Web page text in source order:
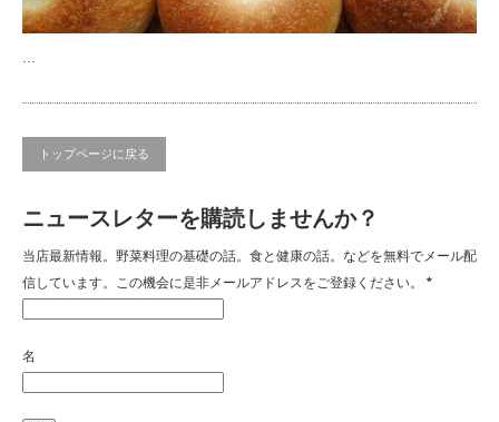
トップページに戻る
ニュースレターを購読しませんか？
当店最新情報。野菜料理の基礎の話。食と健康の話。などを無料でメール配
信しています。この機会に是非メールアドレスをご登録ください。 *
名